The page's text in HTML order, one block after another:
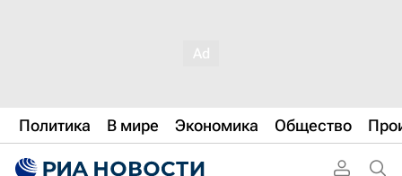
Политика В мире Экономика Общество